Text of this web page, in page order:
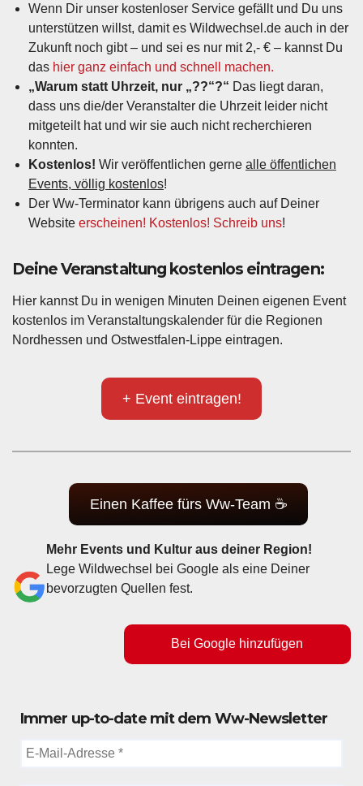
Wenn Dir unser kostenloser Service gefällt und Du uns
unterstützen willst, damit es Wildwechsel.de auch in der
Zukunft noch gibt – und sei es nur mit 2,- € – kannst Du
das hier ganz einfach und schnell machen.
„Warum statt Uhrzeit, nur „??“?“ Das liegt daran,
dass uns die/der Veranstalter die Uhrzeit leider nicht
mitgeteilt hat und wir sie auch nicht recherchieren
konnten.
Kostenlos! Wir veröffentlichen gerne alle öffentlichen
Events, völlig kostenlos!
Der Ww-Terminator kann übrigens auch auf Deiner
Website erscheinen! Kostenlos! Schreib uns!
Deine Veranstaltung kostenlos eintragen:
Hier kannst Du in wenigen Minuten Deinen eigenen Event
kostenlos im Veranstaltungskalender für die Regionen
Nordhessen und Ostwestfalen-Lippe eintragen.
+ Event eintragen!
Einen Kaffee fürs Ww-Team ☕
Mehr Events und Kultur aus deiner Region!
Lege Wildwechsel bei Google als eine Deiner
bevorzugten Quellen fest.
Bei Google hinzufügen
Immer up-to-date mit dem Ww-Newsletter